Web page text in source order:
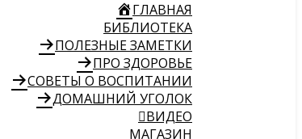
ГЛАВНАЯ
БИБЛИОТЕКА
ПОЛЕЗНЫЕ ЗАМЕТКИ
ПРО ЗДОРОВЬЕ
СОВЕТЫ О ВОСПИТАНИИ
ДОМАШНИЙ УГОЛОК
ВИДЕО
МАГАЗИН